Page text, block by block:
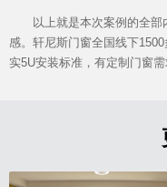
以上就是本次案例的全部
感。轩尼斯门窗全国线下
实5U安装标准，有定制门窗